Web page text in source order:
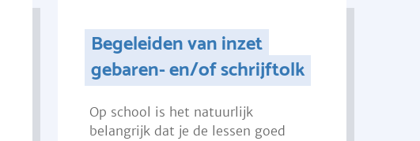
Begeleiden van inzet
gebaren- en/of schrijftolk
Op school is het natuurlijk
belangrijk dat je de lessen goed